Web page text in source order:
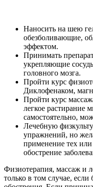
Наносить на шею
обезболивающие,
эффектом.
Принимать
укрепляющие
головного мозга.
Пройти курс
Диклофенаком,
Пройти курс
легкое растирание
самостоятельно,
Лечебную
упражнений, но
применение тех
обострение
Физиотерапия, массаж и
только в том случае, если